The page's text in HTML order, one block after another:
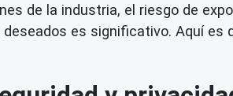
de la industria, el riesgo de
es significativo. Aquí es